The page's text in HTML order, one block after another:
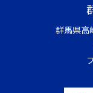
群馬県高